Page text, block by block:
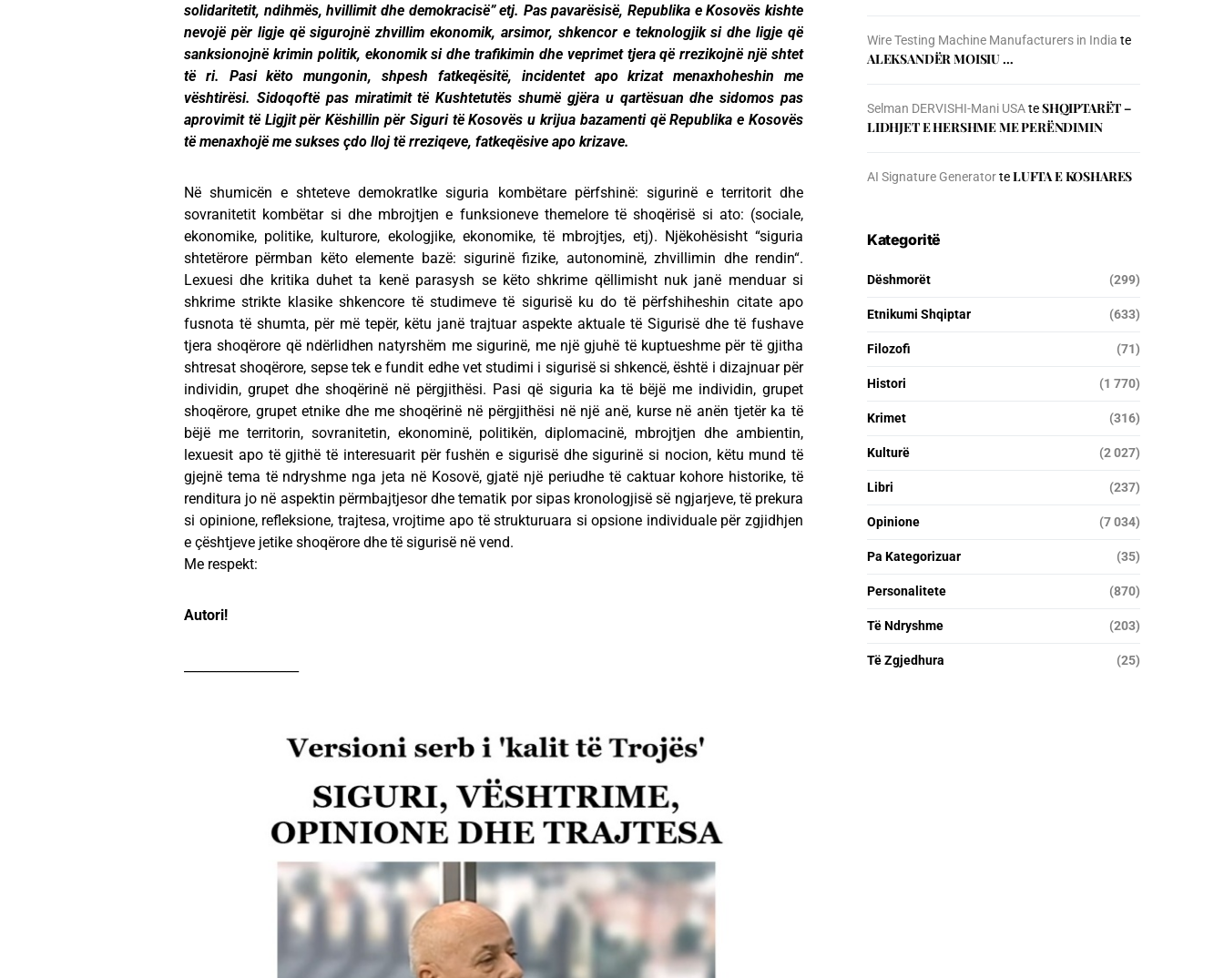
solidaritetit, ndihmës, hvillimit dhe demokracisë” etj. Pas pavarësisë, Republika e Kosovës kishte
nevojë për ligje që sigurojnë zhvillim ekonomik, arsimor, shkencor e teknologjik si dhe ligje që
sanksionojnë krimin politik, ekonomik si dhe trafikimin dhe veprimet tjera që rrezikojnë një shtet
të ri. Pasi këto mungonin, shpesh fatkeqësitë, incidentet apo krizat menaxhoheshin me
vështirësi. Sidoqoftë pas miratimit të Kushtetutës shumë gjëra u qartësuan dhe sidomos pas
aprovimit të Ligjit për Këshillin për Siguri të Kosovës u krijua bazamenti që Republika e Kosovës
të menaxhojë me sukses çdo lloj të rreziqeve, fatkeqësive apo krizave.
Në shumicën e shteteve demokratlke siguria kombëtare përfshinë: sigurinë e territorit dhe
sovranitetit kombëtar si dhe mbrojtjen e funksioneve themelore të shoqërisë si ato: (sociale,
ekonomike, politike, kulturore, ekologjike, ekonomike, të mbrojtjes, etj). Njëkohësisht “siguria
shtetërore përmban këto elemente bazë: sigurinë fizike, autonominë, zhvillimin dhe rendin“.
Lexuesi dhe kritika duhet ta kenë parasysh se këto shkrime qëllimisht nuk janë menduar si
shkrime strikte klasike shkencore të studimeve të sigurisë ku do të përfshiheshin citate apo
fusnota të shumta, për më tepër, këtu janë trajtuar aspekte aktuale të Sigurisë dhe të fushave
tjera shoqërore që ndërlidhen natyrshëm me sigurinë, me një gjuhë të kuptueshme për të gjitha
shtresat shoqërore, sepse tek e fundit edhe vet studimi i sigurisë si shkencë, është i dizajnuar për
individin, grupet dhe shoqërinë në përgjithësi. Pasi që siguria ka të bëjë me individin, grupet
shoqërore, grupet etnike dhe me shoqërinë në përgjithësi në një anë, kurse në anën tjetër ka të
bëjë me territorin, sovranitetin, ekonominë, politikën, diplomacinë, mbrojtjen dhe ambientin,
lexuesit apo të gjithë të interesuarit për fushën e sigurisë dhe sigurinë si nocion, këtu mund të
gjejnë tema të ndryshme nga jeta në Kosovë, gjatë një periudhe të caktuar kohore historike, të
renditura jo në aspektin përmbajtjesor dhe tematik por sipas kronologjisë së ngjarjeve, të prekura
si opinione, refleksione, trajtesa, vrojtime apo të strukturuara si opsione individuale për zgjidhjen
e çështjeve jetike shoqërore dhe të sigurisë në vend.
Me respekt:
Autori!
Wire Testing Machine Manufacturers in India te
ALEKSANDËR MOISIU …
Selman DERVISHI-Mani USAteSHQIPTARËT –
LIDHJET E HERSHME ME PERËNDIMIN
AI Signature GeneratorteLUFTA E KOSHARES
Kategoritë
Dëshmorët (299)
Etnikumi Shqiptar (633)
Filozofi (71)
Histori (1 770)
Krimet (316)
Kulturë (2 027)
Libri (237)
Opinione (7 034)
Pa Kategorizuar (35)
Personalitete (870)
Të Ndryshme (203)
Të Zgjedhura (25)